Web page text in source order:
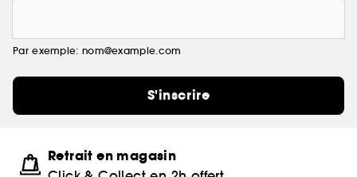
Par exemple: nom@example.com
S'inscrire
Retrait en magasin